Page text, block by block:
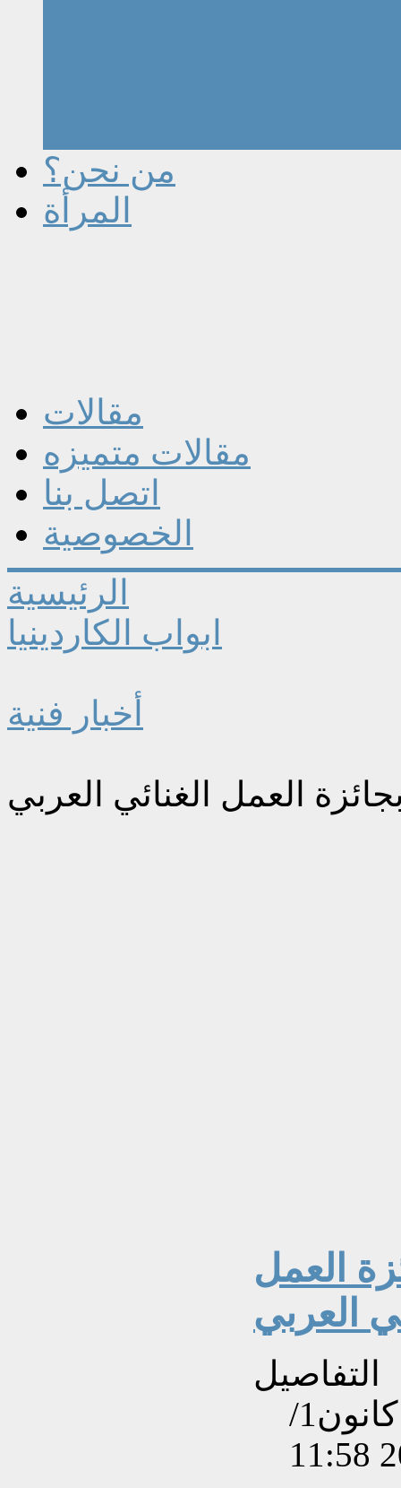
من نحن؟
المرأة
مقالات
مقالات متميزه
اتصل بنا
الخصوصية
الرئيسية
ابواب الكاردينيا
أخبار فنية
العمل الغنائي العربي
العمل
العربي
التفاصيل
تم إنشاءه بتاريخ الأحد, 08 كانون1/